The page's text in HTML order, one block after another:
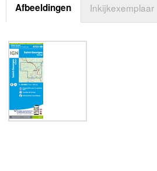
Afbeeldingen Inkijkexemplaar